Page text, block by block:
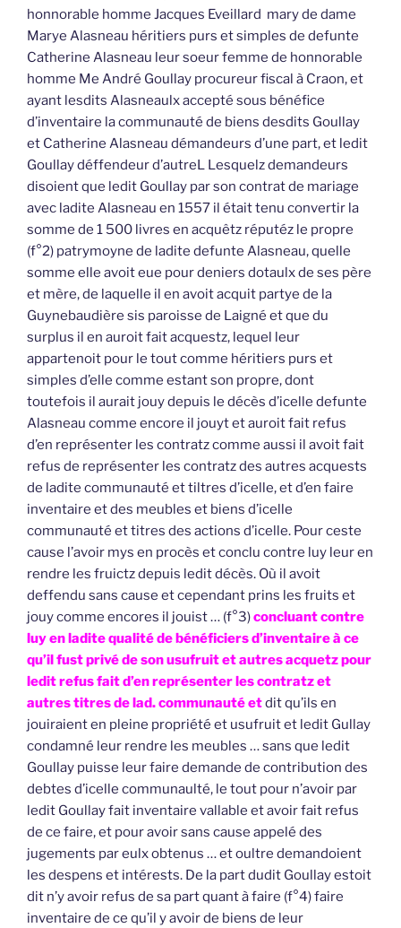
honnorable homme Jacques Eveillard mary de dame
Marye Alasneau héritiers purs et simples de defunte
Catherine Alasneau leur soeur femme de honnorable
homme Me André Goullay procureur fiscal à Craon, et
ayant lesdits Alasneaulx accepté sous bénéfice
d’inventaire la communauté de biens desdits Goullay
et Catherine Alasneau démandeurs d’une part, et ledit
Goullay déffendeur d’autreL Lesquelz demandeurs
disoient que ledit Goullay par son contrat de mariage
avec ladite Alasneau en 1557 il était tenu convertir la
somme de 1 500 livres en acquêtz réputéz le propre
(f°2) patrymoyne de ladite defunte Alasneau, quelle
somme elle avoit eue pour deniers dotaulx de ses père
et mère, de laquelle il en avoit acquit partye de la
Guynebaudière sis paroisse de Laigné et que du
surplus il en auroit fait acquestz, lequel leur
appartenoit pour le tout comme héritiers purs et
simples d’elle comme estant son propre, dont
toutefois il aurait jouy depuis le décès d’icelle defunte
Alasneau comme encore il jouyt et auroit fait refus
d’en représenter les contratz comme aussi il avoit fait
refus de représenter les contratz des autres acquests
de ladite communauté et tiltres d’icelle, et d’en faire
inventaire et des meubles et biens d’icelle
communauté et titres des actions d’icelle. Pour ceste
cause l’avoir mys en procès et conclu contre luy leur en
rendre les fruictz depuis ledit décès. Où il avoit
deffendu sans cause et cependant prins les fruits et
jouy comme encores il jouist … (f°3)concluant contre
luy en ladite qualité de bénéficiers d’inventaire à ce
qu’il fust privé de son usufruit et autres acquetz pour
ledit refus fait d’en représenter les contratz et
autres titres de lad. communauté etdit qu’ils en
jouiraient en pleine propriété et usufruit et ledit Gullay
condamné leur rendre les meubles … sans que ledit
Goullay puisse leur faire demande de contribution des
debtes d’icelle communaulté, le tout pour n’avoir par
ledit Goullay fait inventaire vallable et avoir fait refus
de ce faire, et pour avoir sans cause appelé des
jugements par eulx obtenus … et oultre demandoient
les despens et intérests. De la part dudit Goullay estoit
dit n’y avoir refus de sa part quant à faire (f°4) faire
inventaire de ce qu’il y avoir de biens de leur